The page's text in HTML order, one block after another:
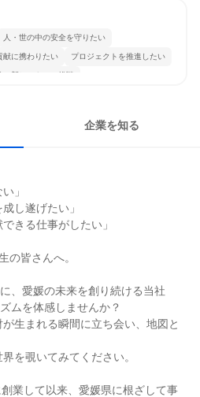
人・世の中の安全を守りたい
献に携わりたい プロジェクトを推進したい
に新しいものに挑戦
企業を知る
」
し遂げたい」
きる仕事がしたい」
の皆さんへ。
、愛媛の未来を創り続ける当社
ムを体感しませんか？
生まれる瞬間に立ち会い、地図と
を覗いてみてください。
業して以来、愛媛県に根ざして事